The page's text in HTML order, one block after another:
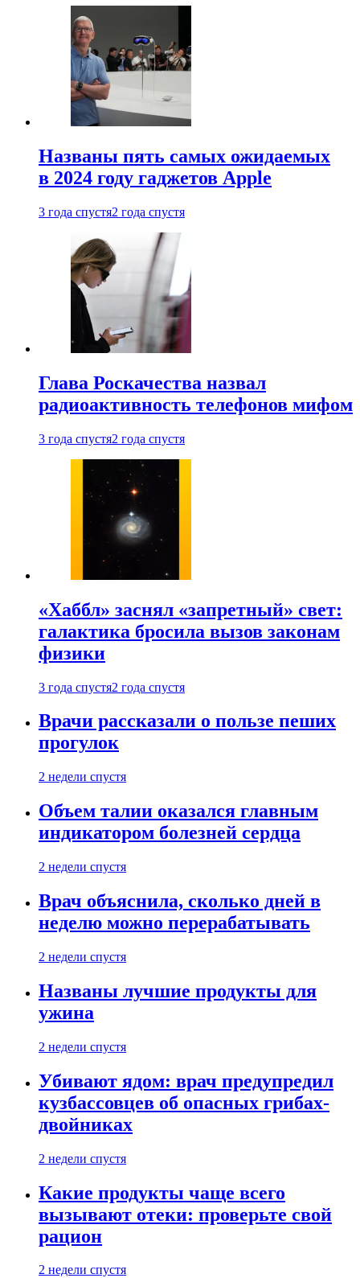
Названы пять самых ожидаемых
в 2024 году гаджетов Apple
3 года спустя2 года спустя
Глава Роскачества назвал
радиоактивность телефонов мифом
3 года спустя2 года спустя
«Хаббл» заснял «запретный» свет:
галактика бросила вызов законам
физики
3 года спустя2 года спустя
Врачи рассказали о пользе пеших
прогулок
2 недели спустя
Объем талии оказался главным
индикатором болезней сердца
2 недели спустя
Врач объяснила, сколько дней в
неделю можно перерабатывать
2 недели спустя
Названы лучшие продукты для
ужина
2 недели спустя
Убивают ядом: врач предупредил
кузбассовцев об опасных грибах-
двойниках
2 недели спустя
Какие продукты чаще всего
вызывают отеки: проверьте свой
рацион
2 недели спустя